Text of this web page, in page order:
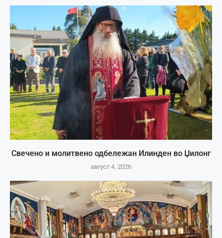
Свечено и молитвено одбележан Илинден во Џилонг
август 4, 2026